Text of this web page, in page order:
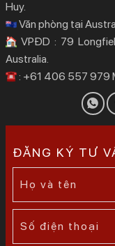
Huy.
Văn phòng tại
VPĐD : 79
Australia.
: +61 406 557 979
ĐĂNG KÝ TƯ